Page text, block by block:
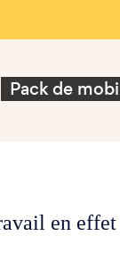
Pack de
en